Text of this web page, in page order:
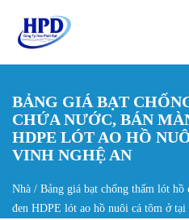
BẢNG GIÁ BẠT
CHỨA NƯỚC, BÁN
HDPE LÓT AO HỒ
VINH NGHỆ AN
Bạn đang ở đây
Nhà / Bảng giá bạt chống thấm lót
đen HDPE lót ao hồ nuôi cá tôm ở